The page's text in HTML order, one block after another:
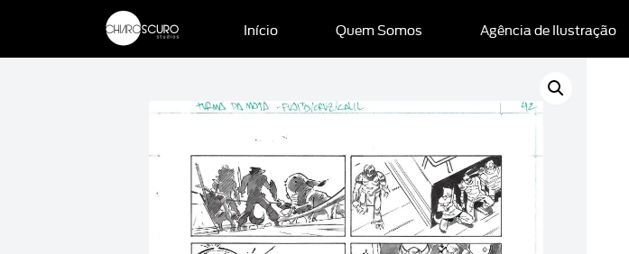
Início Quem Somos Agência de Ilustração